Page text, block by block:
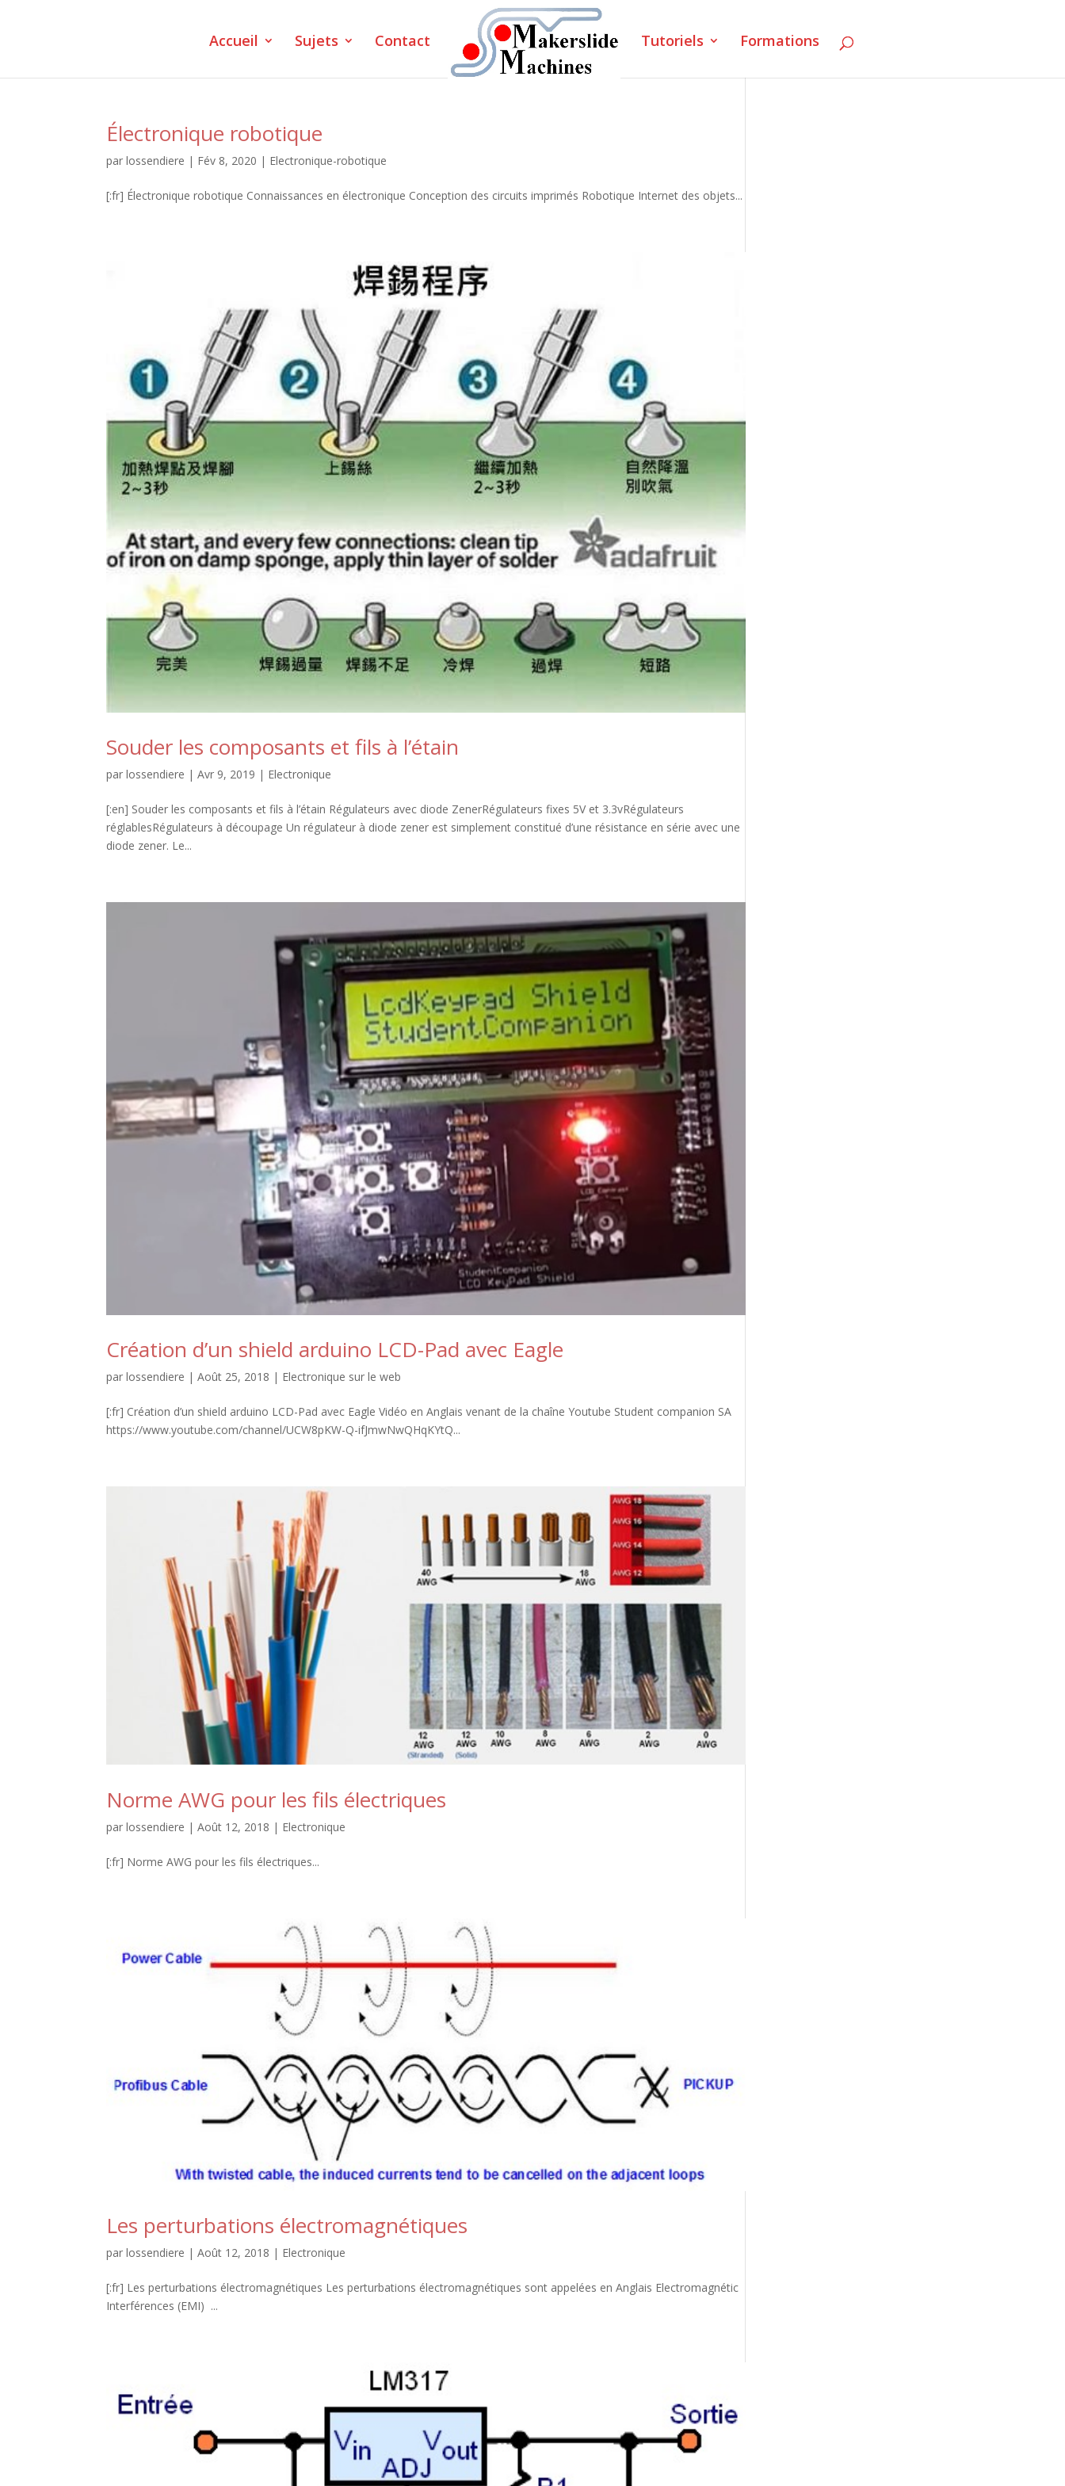
Accueil Sujets Contact Tutoriels Formations
Électronique robotique
parlossendiere | Fév 8, 2020 | Electronique-robotique
[:fr] Électronique robotique Connaissances en électronique Conception des circuits imprimés Robotique Internet des objets...
Souder les composants et fils à l’étain
parlossendiere |Avr 9, 2019 | Electronique
[:en] Souder les composants et fils à l’étain Régulateurs avec diode ZenerRégulateurs fixes 5V et 3.3vRégulateurs
réglablesRégulateurs à découpage Un régulateur à diode zener est simplement constitué d’une résistance en série avec une
diode zener. Le...
Création d’un shield arduino LCD-Pad avec Eagle
parlossendiere |Août 25, 2018 | Electronique sur le web
[:fr] Création d’un shield arduino LCD-Pad avec Eagle Vidéo en Anglais venant de la chaîne Youtube Student companion SA
https://www.youtube.com/channel/UCW8pKW-Q-ifJmwNwQHqKYtQ...
Norme AWG pour les fils électriques
parlossendiere |Août 12, 2018 | Electronique
[:fr] Norme AWG pour les fils électriques...
Les perturbations électromagnétiques
parlossendiere |Août 12, 2018 | Electronique
[:fr] Les perturbations électromagnétiques Les perturbations électromagnétiques sont appelées en Anglais Electromagnétic
Interférences (EMI) ...